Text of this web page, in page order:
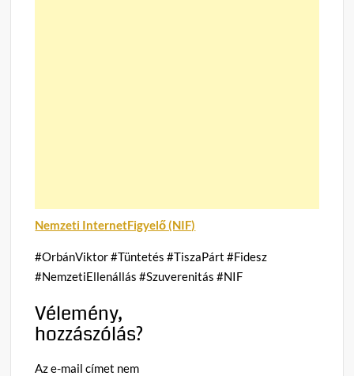
Nemzeti InternetFigyelő (NIF)
#OrbánViktor #Tüntetés #TiszaPárt #Fidesz
#NemzetiEllenállás #Szuverenitás #NIF
Vélemény,
hozzászólás?
Az e-mail címet nem